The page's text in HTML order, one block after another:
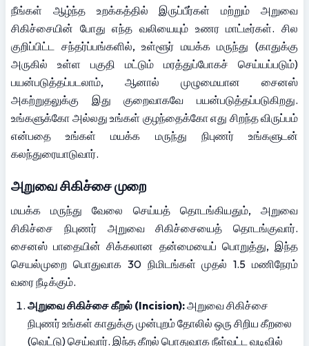
நீங்கள் ஆழ்ந்த உறக்கத்தில் இருப்பீர்கள் மற்றும் அறுவை
சிகிச்சையின் போது எந்த வலியையும் உணர மாட்டீர்கள். சில
குறிப்பிட்ட சந்தர்ப்பங்களில், உள்ளூர் மயக்க மருந்து (காதுக்கு
அருகில் உள்ள பகுதி மட்டும் மரத்துப்போகச் செய்யப்படும்)
பயன்படுத்தப்படலாம், ஆனால் முழுமையான சைனஸ்
அகற்றுதலுக்கு இது குறைவாகவே பயன்படுத்தப்படுகிறது.
உங்களுக்கோ அல்லது உங்கள் குழந்தைக்கோ எது சிறந்த விருப்பம்
என்பதை உங்கள் மயக்க மருந்து நிபுணர் உங்களுடன்
கலந்துரையாடுவார்.
அறுவை சிகிச்சை முறை
மயக்க மருந்து வேலை செய்யத் தொடங்கியதும், அறுவை
சிகிச்சை நிபுணர் அறுவை சிகிச்சையைத் தொடங்குவார்.
சைனஸ் பாதையின் சிக்கலான தன்மையைப் பொறுத்து, இந்த
செயல்முறை பொதுவாக 30 நிமிடங்கள் முதல் 1.5 மணிநேரம்
வரை நீடிக்கும்.
அறுவை சிகிச்சை கீறல் (Incision): அறுவை சிகிச்சை
நிபுணர் உங்கள் காதுக்கு முன்புறம் தோலில் ஒரு சிறிய கீறலை
(வெட்டு) செய்வார். இந்த கீறல் பொதுவாக நீள்வட்ட வடிவில்